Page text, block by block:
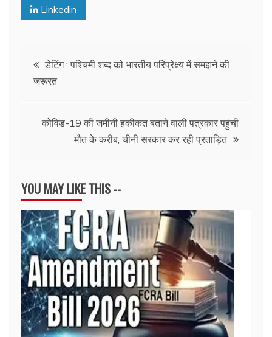
Linkedin
Post
navigation
डेटिंग : पश्चिमी शब्द को भारतीय परिप्रेक्ष्य में समझने की
जरूरत
कोविड-19 की जमीनी हकीकत बताने वाली पत्रकार पहुंची
मौत के करीब, चीनी सरकार कर रही प्रताड़ित
YOU MAY LIKE THIS --